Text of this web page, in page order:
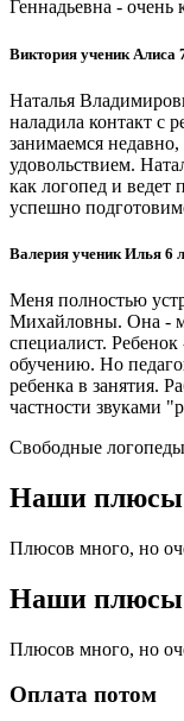
Геннадьевна -
Виктория ученик Алиса
Наталья
наладила контакт с
занимаемся
удовольствием.
как логопед и ведет
успешно
Валерия ученик Илья 6
Меня полностью
Михайловны. Она -
специалист.
обучению. Но
ребенка в занятия.
частности звуками
Свободные
Наши плюсы
Плюсов много, но
Наши плюсы
Плюсов много, но
Оплата потом